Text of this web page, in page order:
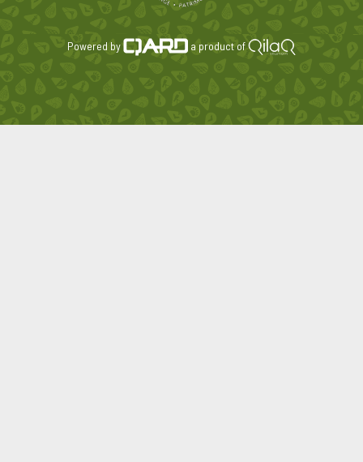
Powered by a product of